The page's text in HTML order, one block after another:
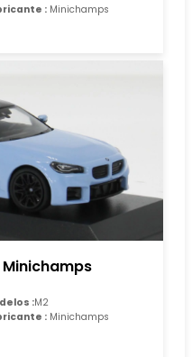
: Minichamps
Minichamps
:M2
: Minichamps